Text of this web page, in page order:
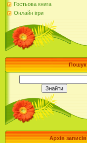
Гостьова книга
Онлайн ігри
Пошук
Архів записів